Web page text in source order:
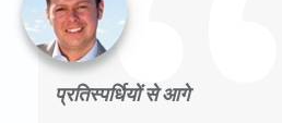
प्रतिस्पर्धियों से आगे